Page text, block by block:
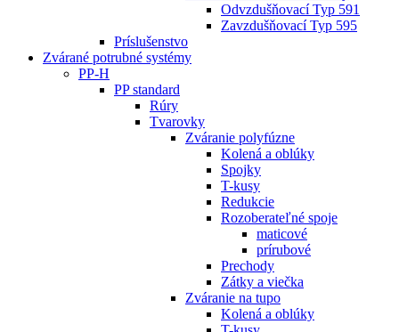
Odvzdušňovací Typ 591
Zavzdušňovací Typ 595
Príslušenstvo
Zvárané potrubné systémy
PP-H
PP standard
Rúry
Tvarovky
Zváranie polyfúzne
Kolená a oblúky
Spojky
T-kusy
Redukcie
Rozoberateľné spoje
maticové
prírubové
Prechody
Zátky a viečka
Zváranie na tupo
Kolená a oblúky